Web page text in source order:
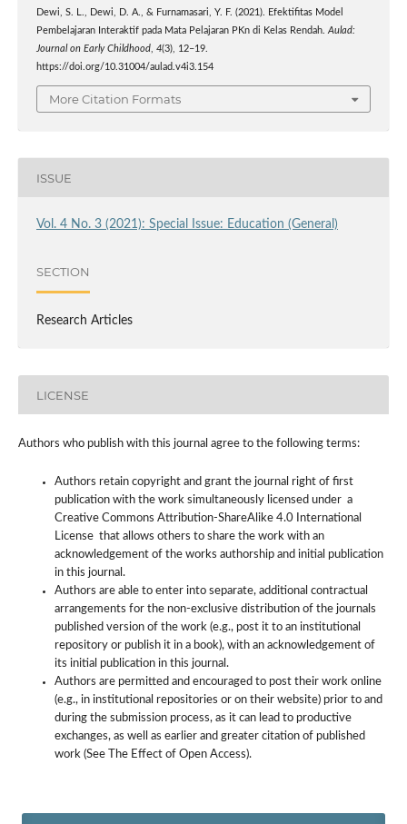
Dewi, S. L., Dewi, D. A., & Furnamasari, Y. F. (2021). Efektifitas Model
Pembelajaran Interaktif pada Mata Pelajaran PKn di Kelas Rendah. Aulad:
Journal on Early Childhood, 4(3), 12–19.
https://doi.org/10.31004/aulad.v4i3.154
More Citation Formats
ISSUE
Vol. 4 No. 3 (2021): Special Issue: Education (General)
SECTION
Research Articles
LICENSE
Authors who publish with this journal agree to the following terms:
Authors retain copyright and grant the journal right of first
publication with the work simultaneously licensed under a
Creative Commons Attribution-ShareAlike 4.0 International
License that allows others to share the work with an
acknowledgement of the works authorship and initial publication
in this journal.
Authors are able to enter into separate, additional contractual
arrangements for the non-exclusive distribution of the journals
published version of the work (e.g., post it to an institutional
repository or publish it in a book), with an acknowledgement of
its initial publication in this journal.
Authors are permitted and encouraged to post their work online
(e.g., in institutional repositories or on their website) prior to and
during the submission process, as it can lead to productive
exchanges, as well as earlier and greater citation of published
work (See The Effect of Open Access).